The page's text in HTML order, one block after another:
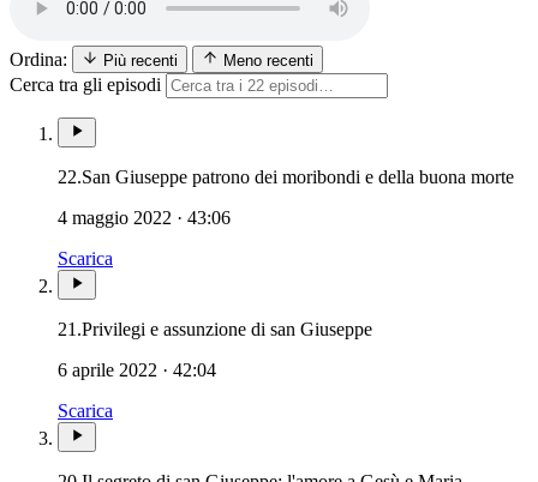
Ordina: Più recenti Meno recenti
Cerca tra gli episodi
22.San Giuseppe patrono dei moribondi e della buona morte
4 maggio 2022 · 43:06
Scarica
21.Privilegi e assunzione di san GiuseppePatriarca San
6 aprile 2022 · 42:04
Scarica